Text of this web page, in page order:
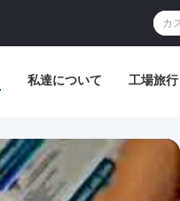
私達について 工場旅行